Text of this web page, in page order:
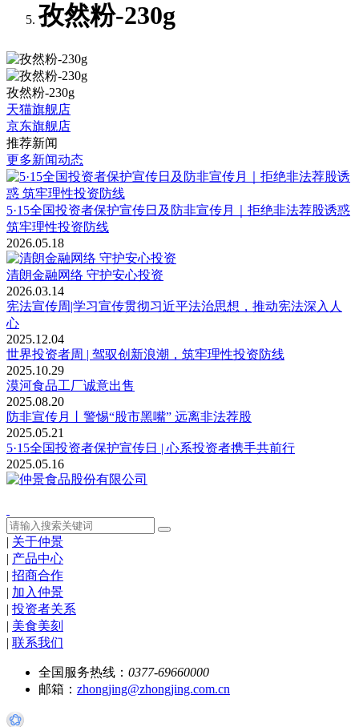
孜然粉-230g
孜然粉-230g
天猫旗舰店
京东旗舰店
推荐新闻
更多新闻动态
5·15全国投资者保护宣传日及防非宣传月｜拒绝非法荐股诱惑
筑牢理性投资防线
2026.05.18
清朗金融网络 守护安心投资
2026.03.14
宪法宣传周|学习宣传贯彻习近平法治思想，推动宪法深入人
心
2025.12.04
世界投资者周 | 驾驭创新浪潮，筑牢理性投资防线
2025.10.29
漠河食品工厂诚意出售
2025.08.20
防非宣传月丨警惕“股市黑嘴” 远离非法荐股
2025.05.21
5·15全国投资者保护宣传日 | 心系投资者携手共前行
2025.05.16
| 关于仲景
| 产品中心
| 招商合作
| 加入仲景
| 投资者关系
| 美食美刻
| 联系我们
全国服务热线： 0377-69660000
邮箱： zhongjing@zhongjing.com.cn